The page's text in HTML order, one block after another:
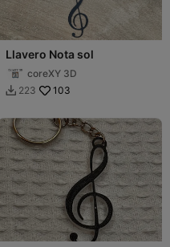
Llavero Nota sol
coreXY 3D
 223 103